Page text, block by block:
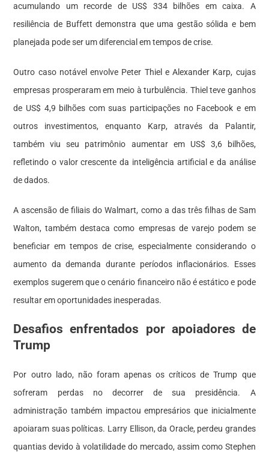
acumulando um recorde de US$ 334 bilhões em caixa. A
resiliência de Buffett demonstra que uma gestão sólida e bem
planejada pode ser um diferencial em tempos de crise.
Outro caso notável envolve Peter Thiel e Alexander Karp, cujas
empresas prosperaram em meio à turbulência. Thiel teve ganhos
de US$ 4,9 bilhões com suas participações no Facebook e em
outros investimentos, enquanto Karp, através da Palantir,
também viu seu patrimônio aumentar em US$ 3,6 bilhões,
refletindo o valor crescente da inteligência artificial e da análise
de dados.
A ascensão de filiais do Walmart, como a das três filhas de Sam
Walton, também destaca como empresas de varejo podem se
beneficiar em tempos de crise, especialmente considerando o
aumento da demanda durante períodos inflacionários. Esses
exemplos sugerem que o cenário financeiro não é estático e pode
resultar em oportunidades inesperadas.
Desafios enfrentados por apoiadores de
Trump
Por outro lado, não foram apenas os críticos de Trump que
sofreram perdas no decorrer de sua presidência. A
administração também impactou empresários que inicialmente
apoiaram suas políticas. Larry Ellison, da Oracle, perdeu grandes
quantias devido à volatilidade do mercado, assim como Stephen